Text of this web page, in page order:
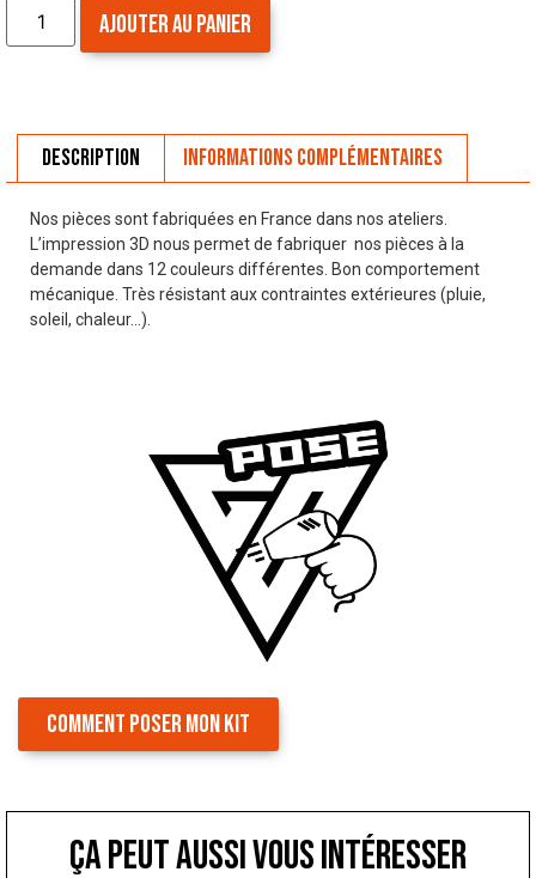
Ajouter au panier
Description Informations complémentaires
Nos pièces sont fabriquées en France dans nos ateliers.
L’impression 3D nous permet de fabriquer nos pièces à la
demande dans 12 couleurs différentes. Bon comportement
mécanique. Très résistant aux contraintes extérieures (pluie,
soleil, chaleur…).
COMMENT POSER MON KIT
ça peut aussi vous intéresser